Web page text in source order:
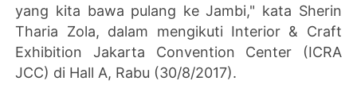
yang kita bawa pulang ke Jambi," kata Sherin
Tharia Zola, dalam mengikuti Interior & Craft
Exhibition Jakarta Convention Center (ICRA
JCC) di Hall A, Rabu (30/8/2017).